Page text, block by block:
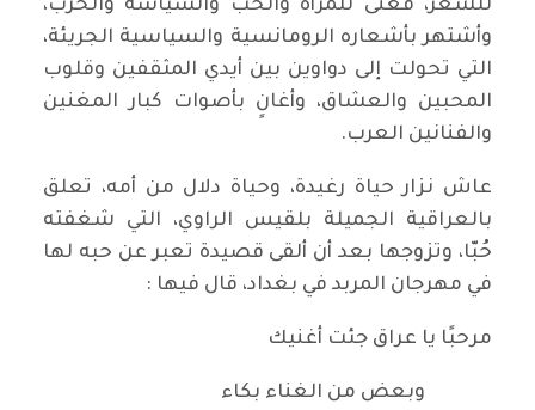
للشعر، فغنى للمرأة والحب والسياسة والحرب،
وأشتهر بأشعاره الرومانسية والسياسية الجريئة،
التي تحولت إلى دواوين بين أيدي المثقفين وقلوب
المحبين والعشاق، وأغانٍ بأصوات كبار المغنين
والفنانين العرب.
عاش نزار حياة رغيدة، وحياة دلال من أمه، تعلق
بالعراقية الجميلة بلقيس الراوي، التي شغفته
حُبّا، وتزوجها بعد أن ألقى قصيدة تعبر عن حبه لها
في مهرجان المربد في بغداد، قال فيها :
مرحبًا يا عراق جئت أغنيك
وبعض من الغناء بكاء